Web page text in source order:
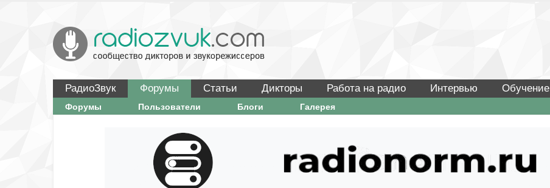
РадиоЗвук Форумы Статьи Дикторы Работа на радио Интервью Обучение
Форумы Пользователи Блоги Галерея